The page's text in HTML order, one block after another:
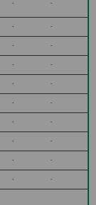
- -
- -
- -
- -
- -
- -
- -
- -
- -
- -